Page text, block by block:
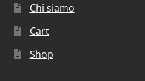
Chi siamo
Cart
Shop